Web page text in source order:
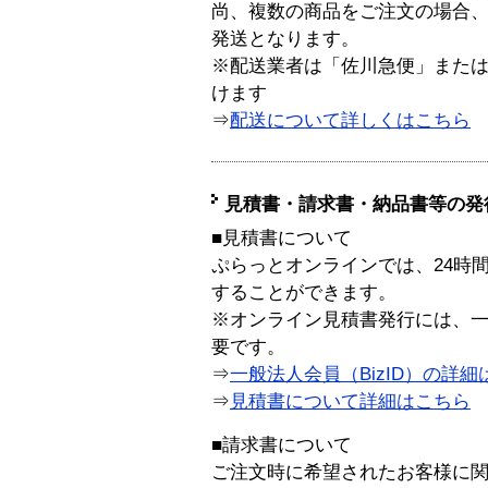
尚、複数の商品をご注文の場合
発送となります。
※配送業者は「佐川急便」また
けます
⇒配送について詳しくはこちら
見積書・請求書・納品書等の
■見積書について
ぷらっとオンラインでは、24時
することができます。
※オンライン見積書発行には、
要です。
⇒一般法人会員（BizID）の詳細
⇒ 見積書について詳細はこちら
■請求書について
ご注文時に希望されたお客様に